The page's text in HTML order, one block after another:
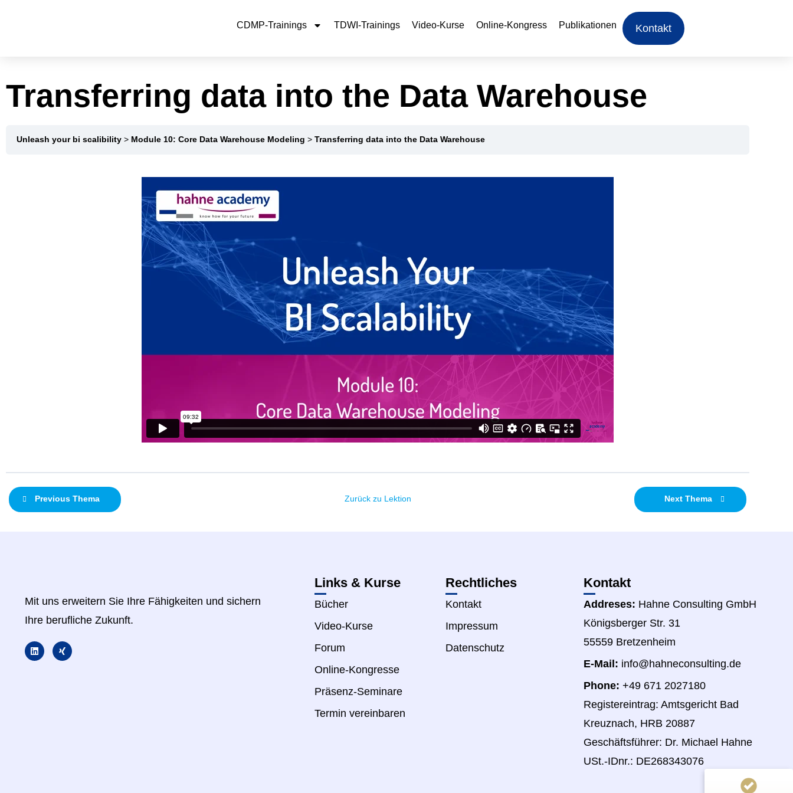
CDMP-Trainings TDWI-Trainings Video-Kurse Online-Kongress Publikationen Kontakt
Transferring data into the Data Warehouse
Unleash your bi scalibility Module 10: Core Data Warehouse Modeling Transferring data into the Data Warehouse
Previous Thema Zurück zu Lektion Next Thema
Mit uns erweitern Sie Ihre Fähigkeiten und sichern
Ihre berufliche Zukunft.
Links & Kurse
Bücher
Video-Kurse
Forum
Online-Kongresse
Präsenz-Seminare
Termin vereinbaren
Rechtliches
Kontakt
Impressum
Datenschutz
Kontakt
Addreses: Hahne Consulting GmbH
Königsberger Str. 31
55559 Bretzenheim
E-Mail: info@hahneconsulting.de
Phone: +49 671 2027180
Registereintrag: Amtsgericht Bad
Kreuznach, HRB 20887
Geschäftsführer: Dr. Michael Hahne
USt.-IDnr.: DE268343076
Kundenbewertungen und Erfahrungen zu